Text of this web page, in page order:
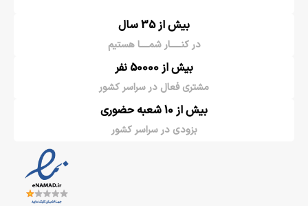
بیش از 35 سال
در کنـــــار شمــــا هستیم
بیش از 50000 نفر
مشتری فعال در سراسر کشور
بیش از 10 شعبه حضوری
بزودی در سراسر کشور